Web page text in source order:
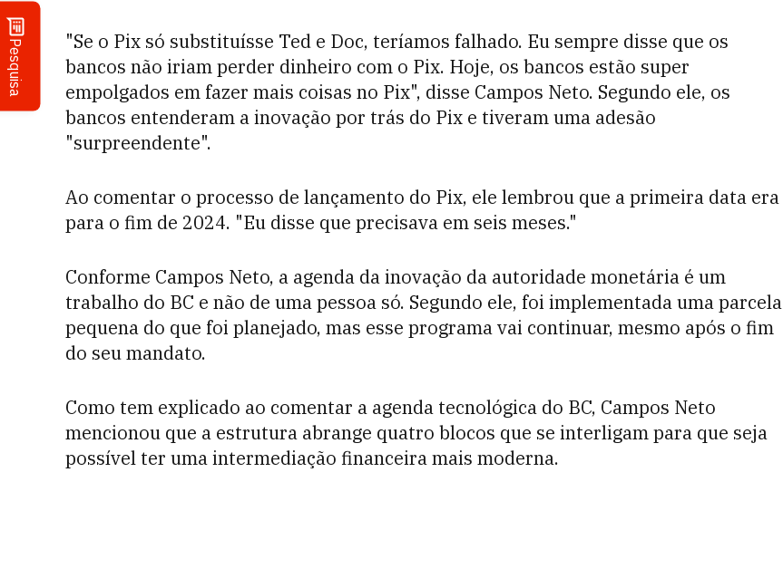
Pesquisa
"Se o Pix só substituísse Ted e Doc, teríamos falhado. Eu sempre disse que os
bancos não iriam perder dinheiro com o Pix. Hoje, os bancos estão super
empolgados em fazer mais coisas no Pix", disse Campos Neto. Segundo ele, os
bancos entenderam a inovação por trás do Pix e tiveram uma adesão
"surpreendente".
Ao comentar o processo de lançamento do Pix, ele lembrou que a primeira data era
para o fim de 2024. "Eu disse que precisava em seis meses."
Conforme Campos Neto, a agenda da inovação da autoridade monetária é um
trabalho do BC e não de uma pessoa só. Segundo ele, foi implementada uma parcela
pequena do que foi planejado, mas esse programa vai continuar, mesmo após o fim
do seu mandato.
Como tem explicado ao comentar a agenda tecnológica do BC, Campos Neto
mencionou que a estrutura abrange quatro blocos que se interligam para que seja
possível ter uma intermediação financeira mais moderna.